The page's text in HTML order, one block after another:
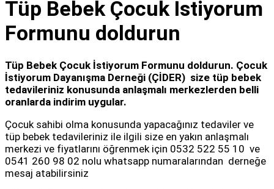
Tüp Bebek Çocuk İstiyorum
Formunu doldurun
Tüp Bebek Çocuk İstiyorum Formunu doldurun. Çocuk
İstiyorum Dayanışma Derneği (ÇİDER) size tüp bebek
tedavileriniz konusunda anlaşmalı merkezlerden belli
oranlarda indirim uygular.
Çocuk sahibi olma konusunda yapacağınız tedaviler ve
tüp bebek tedavileriniz ile ilgili size en yakın anlaşmalı
merkezi ve fiyatlarını öğrenmek için 0532 522 55 10 ve
0541 260 98 02 nolu whatsapp numaralarından derneğe
mesaj atabilirsiniz